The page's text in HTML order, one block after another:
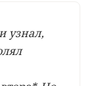
узнал,